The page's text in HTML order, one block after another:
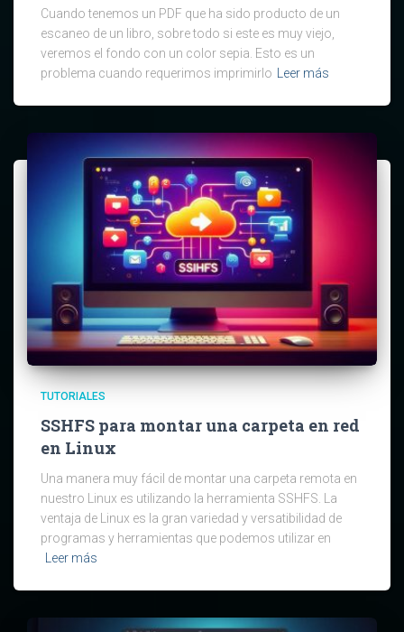
Cuando tenemos un PDF que ha sido producto de un
escaneo de un libro, sobre todo si este es muy viejo,
veremos el fondo con un color sepia. Esto es un
problema cuando requerimos imprimirlo
Leer más
TUTORIALES
SSHFS para montar una carpeta en red
en Linux
Una manera muy fácil de montar una carpeta remota en
nuestro Linux es utilizando la herramienta SSHFS. La
ventaja de Linux es la gran variedad y versatibilidad de
programas y herramientas que podemos utilizar en
Leer más